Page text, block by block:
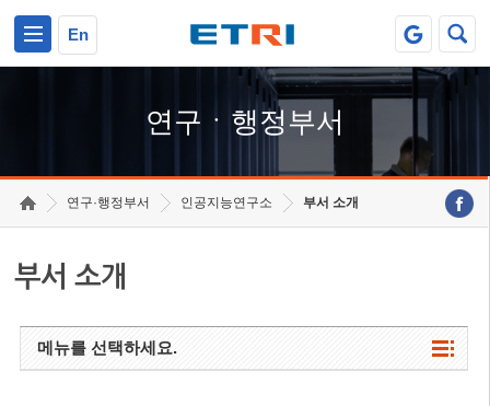
En
연구ㆍ행정부서
연구·행정부서 인공지능연구소 부서 소개
부서 소개
메뉴를 선택하세요.